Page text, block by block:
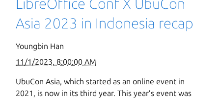
LibreOffice Conf X UbuCon
Asia 2023 in Indonesia recap
Youngbin Han
11/1/2023, 8:00:00 AM
UbuCon Asia, which started as an online event in
2021, is now in its third year. This year’s event was